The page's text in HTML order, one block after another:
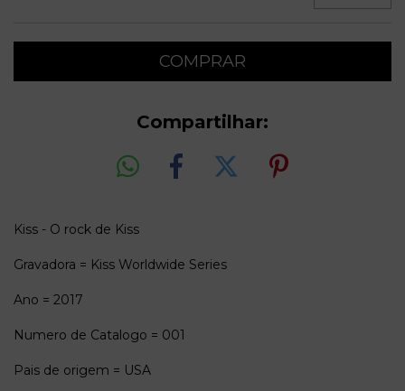
Compartilhar:
Kiss - O rock de Kiss
Gravadora = Kiss Worldwide Series
Ano = 2017
Numero de Catalogo = 001
Pais de origem = USA